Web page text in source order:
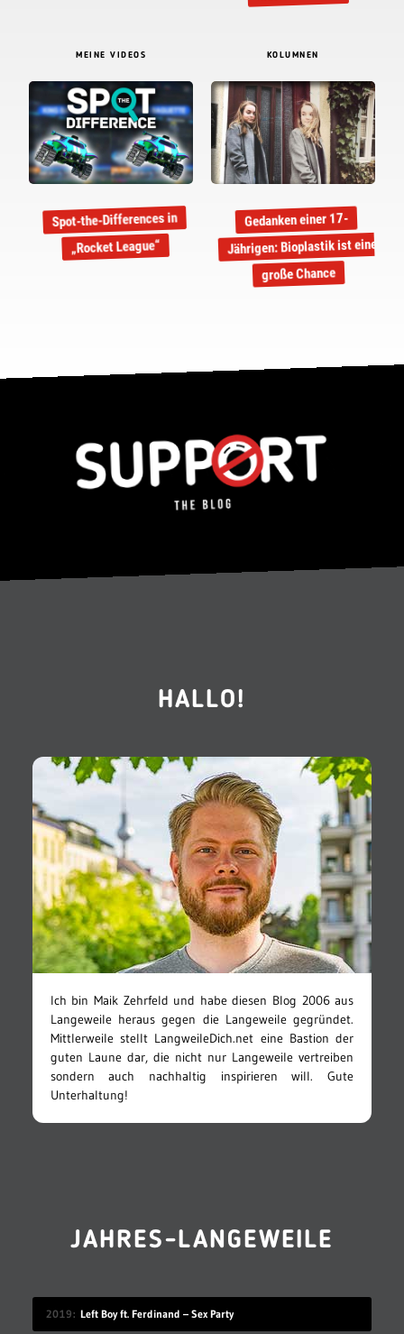
MEINE VIDEOS
Spot-the-Differences in
„Rocket League“
KOLUMNEN
Gedanken einer 17-
Jährigen: Bioplastik ist eine
große Chance
HALLO!
Ich bin Maik Zehrfeld und habe diesen Blog 2006 aus
Langeweile heraus gegen die Langeweile gegründet.
Mittlerweile stellt LangweileDich.net eine Bastion der
guten Laune dar, die nicht nur Langeweile vertreiben
sondern auch nachhaltig inspirieren will. Gute
Unterhaltung!
JAHRES-LANGEWEILE
2019 Left Boy ft. Ferdinand – Sex Party